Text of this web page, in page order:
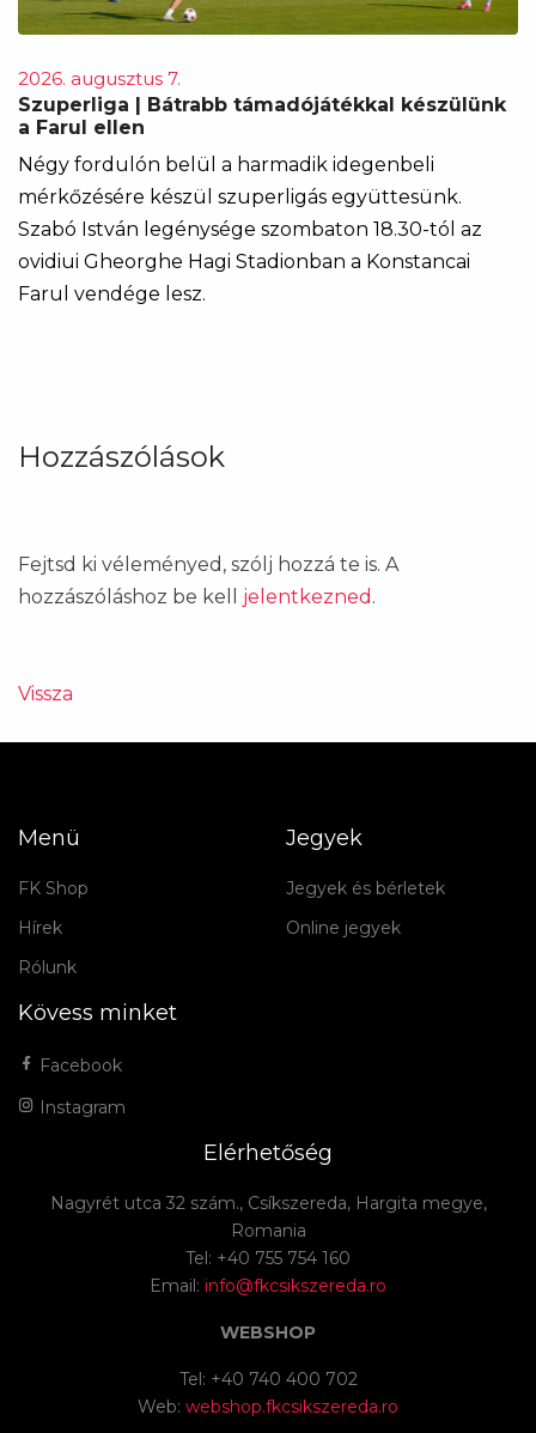
2026. augusztus 7.
Szuperliga | Bátrabb támadójátékkal készülünk
a Farul ellen
Négy fordulón belül a harmadik idegenbeli
mérkőzésére készül szuperligás együttesünk.
Szabó István legénysége szombaton 18.30-tól az
ovidiui Gheorghe Hagi Stadionban a Konstancai
Farul vendége lesz.
Hozzászólások
Fejtsd ki véleményed, szólj hozzá te is. A
hozzászóláshoz be kell jelentkezned .
Vissza
Menü
FK Shop
Hírek
Rólunk
Jegyek
Jegyek és bérletek
Online jegyek
Kövess minket
Facebook
Instagram
Elérhetőség
Nagyrét utca 32 szám., Csíkszereda, Hargita megye,
Romania
Tel: +40 755 754 160
Email: info@fkcsikszereda.ro
WEBSHOP
Tel: +40 740 400 702
Web: webshop.fkcsikszereda.ro